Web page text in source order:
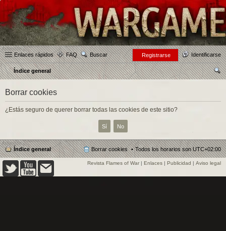
Enlaces rápidos FAQ Buscar Identificarse
Registrarse
Índice general
Borrar cookies
¿Estás seguro de querer borrar todas las cookies de este sitio?
Índice general Todos los horarios sonUTC+02:00
Borrar cookies
Revista Flames of War | Enlaces | Publicidad | Aviso legal